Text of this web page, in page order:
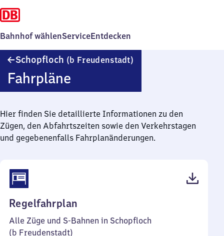
Bahnhof wählenServiceEntdecken
Schopfloch (b Freudenstadt)
Fahrpläne
Hier finden Sie detaillierte Informationen zu den
Zügen, den Abfahrtszeiten sowie den Verkehrstagen
und gegebenenfalls Fahrplanänderungen.
Regelfahrplan
42
Alle Züge und S-Bahnen in Schopfloch
(b Freudenstadt)